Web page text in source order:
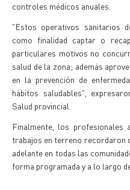
controles médicos anuales.
"Estos operativos sanitarios
como finalidad captar o
particulares motivos no
salud de la zona; además
en la prevención de
hábitos saludables",
Salud provincial.
Finalmente, los
trabajos en terreno recordaron
adelante en todas las
forma programada y a lo largo